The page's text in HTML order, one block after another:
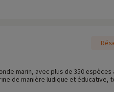
marin, avec plus de 350
de manière ludique et éducative,